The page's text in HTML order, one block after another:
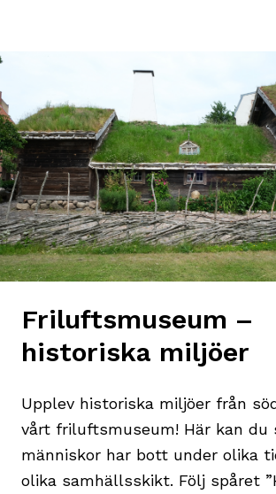
Friluftsmuseum –
historiska miljöer
Upplev historiska miljöer från
vårt friluftsmuseum! Här kan du
människor har bott under olika
olika samhällsskikt. Följ spåret